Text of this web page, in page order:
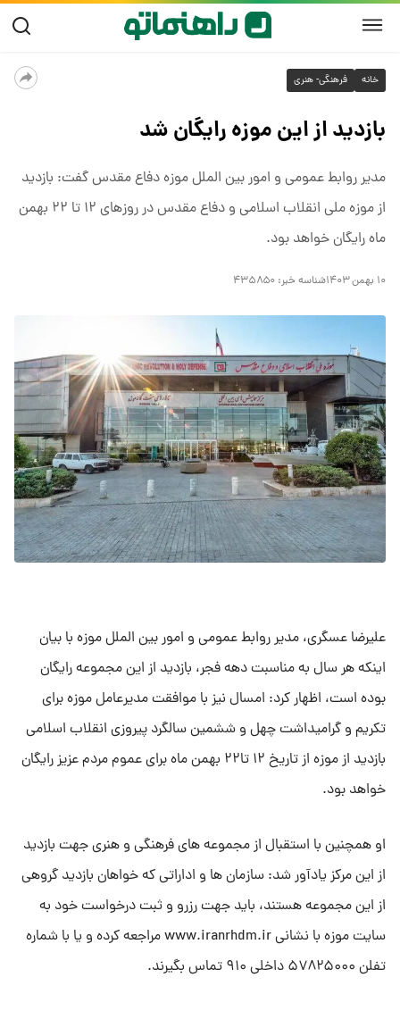
خانه فرهنگی- هنری
بازدید از این موزه رایگان شد
مدیر روابط عمومی و امور بین الملل موزه دفاع مقدس گفت: بازدید
از موزه ملی انقلاب اسلامی و دفاع مقدس در روزهای ۱۲ تا ۲۲ بهمن
ماه رایگان خواهد بود.
۱۰ بهمن ۱۴۰۳ شناسه خبر: ۴۳۵۸۵۰
علیرضا عسگری، مدیر روابط عمومی و امور بین الملل موزه با بیان
اینکه هر سال به مناسبت دهه فجر، بازدید از این مجموعه رایگان
بوده است، اظهار کرد: امسال نیز با موافقت مدیرعامل موزه برای
تکریم و گرامیداشت چهل و ششمین سالگرد پیروزی انقلاب اسلامی
بازدید از موزه از تاریخ ۱۲ تا۲۲ بهمن ماه برای عموم مردم عزیز رایگان
خواهد بود.
او همچنین با استقبال از مجموعه های فرهنگی و هنری جهت بازدید
از این مرکز یادآور شد: سازمان ها و اداراتی که خواهان بازدید گروهی
از این مجموعه هستند، باید جهت رزرو و ثبت درخواست خود به
سایت موزه با نشانی www.iranrhdm.ir مراجعه کرده و یا با شماره
تفلن ۵۷۸۲۵۰۰۰ داخلی ۹۱۰ تماس بگیرند.